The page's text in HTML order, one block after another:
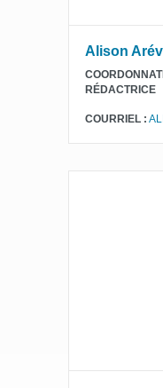
Alison
RÉDACTRICE
COURRIEL :